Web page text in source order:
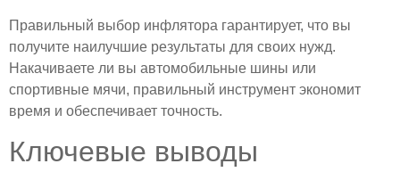
Правильный выбор инфлятора гарантирует, что вы
получите наилучшие результаты для своих нужд.
Накачиваете ли вы автомобильные шины или
спортивные мячи, правильный инструмент экономит
время и обеспечивает точность.
Ключевые выводы